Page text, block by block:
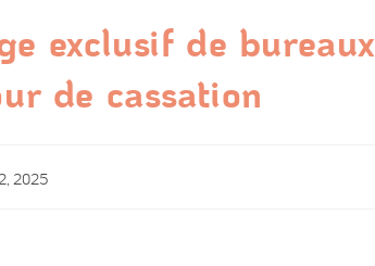
exclusif de bureaux
de cassation
2025